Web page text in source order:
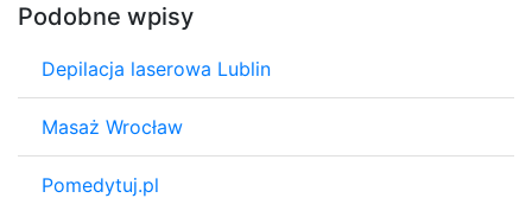
Podobne wpisy
Depilacja laserowa Lublin
Masaż Wrocław
Pomedytuj.pl